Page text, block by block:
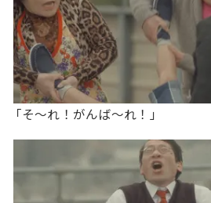
「そ～れ！がんば～れ！」